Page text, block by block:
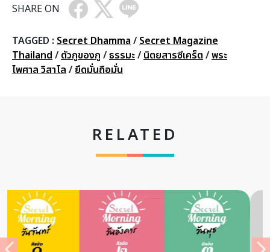
SHARE ON
TAGGED : Secret Dhamma / Secret Magazine
Thailand / ตัวกูของกู /ธรรมะ/ นิตยสารซีเคร็ต /พระ
ไพศาล วิสาโล / ยึดมั่นถือมั่น
RELATED